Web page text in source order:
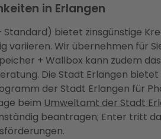
in Erlangen
bietet zinsgünstige
Wir übernehmen für
+ Wallbox kann zudem
Die Stadt Erlangen
der Stadt Erlangen für
beim Umweltamt der Stadt
beantragen; Enter tritt